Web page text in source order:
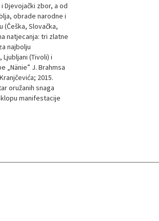
Djevojački zbor, a od
obrade narodne i
Slovačka,
natjecanja: tri zlatne
najbolju
(Tivoli) i
„Nänie” J. Brahmsa
2015.
oružanih snaga
manifestacije